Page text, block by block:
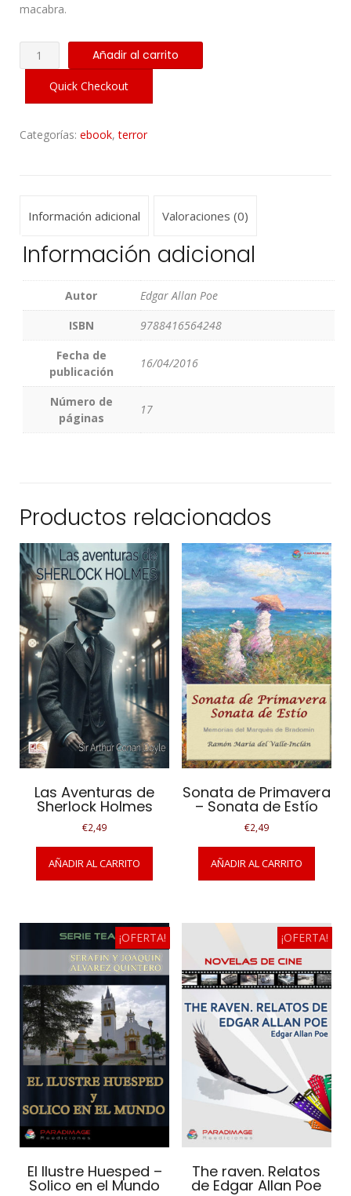
macabra.
Gato
Negro
cantidad
Añadir al carrito
Quick Checkout
Categorías: ebook,terror
Información adicional Valoraciones (0)
Información adicional
Autor
Edgar Allan Poe
ISBN
9788416564248
Fecha de
publicación
16/04/2016
Número de
páginas
17
Productos relacionados
Las Aventuras de
Sherlock Holmes
€2,49
AÑADIR AL CARRITO
Sonata de Primavera
– Sonata de Estío
€2,49
AÑADIR AL CARRITO
¡OFERTA!
El Ilustre Huesped –
Solico en el Mundo
¡OFERTA!
The raven. Relatos
de Edgar Allan Poe